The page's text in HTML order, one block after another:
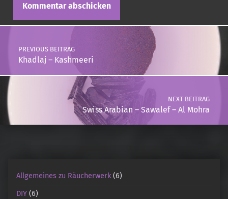
Post navigation
PREVIOUS BEITRAG
Khadlaj – Kashmeeri
NEXT BEITRAG
Swiss Arabian – Sawalef – Al Mohra
Allgemeines zu Räucherwerk (6)
DIY (6)